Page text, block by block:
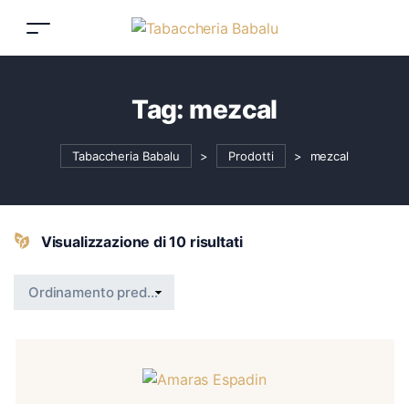
Tag: mezcal
Tabaccheria Babalu > Prodotti > mezcal
Visualizzazione di 10 risultati